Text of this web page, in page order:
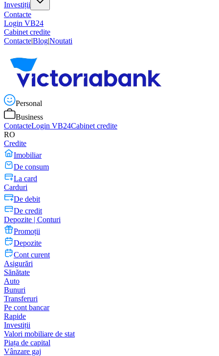
Investiții
Contacte
Login VB24
Cabinet credite
Contacte|Blog|Noutati
Personal
Business
ContacteLogin VB24Cabinet credite
RO
Credite
Imobiliar
De consum
La card
Carduri
De debit
De credit
Depozite | Conturi
Promoții
Depozite
Cont curent
Asigurări
Sănătate
Auto
Bunuri
Transferuri
Pe cont bancar
Rapide
Investiții
Valori mobiliare de stat
Piața de capital
Vânzare gaj